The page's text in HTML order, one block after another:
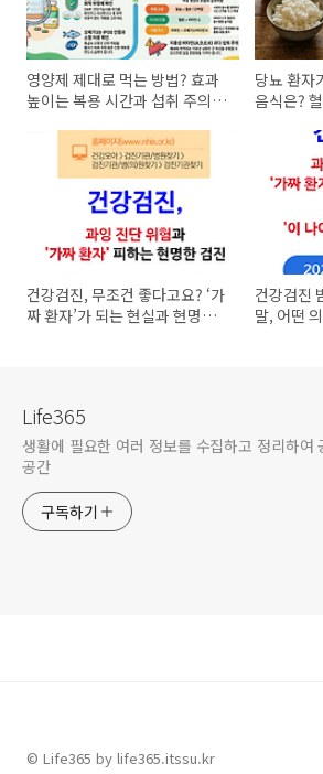
영양제 제대로 먹는 방법? 효과
높이는 복용 시간과 섭취 주의사
당뇨 환자
음식은?
건강검진, 무조건 좋다고요? ‘가
짜 환자’가 되는 현실과 현명한
건강검진
말, 어떤
Life365
생활에 필요한 여러 정보를 수집하고 정리하여
공간
구독하기
© Life365 by life365.itssu.kr